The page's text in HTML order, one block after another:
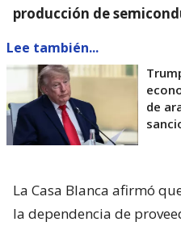
producción de
Lee también...
de
La Casa Blanca afirmó
la dependencia de